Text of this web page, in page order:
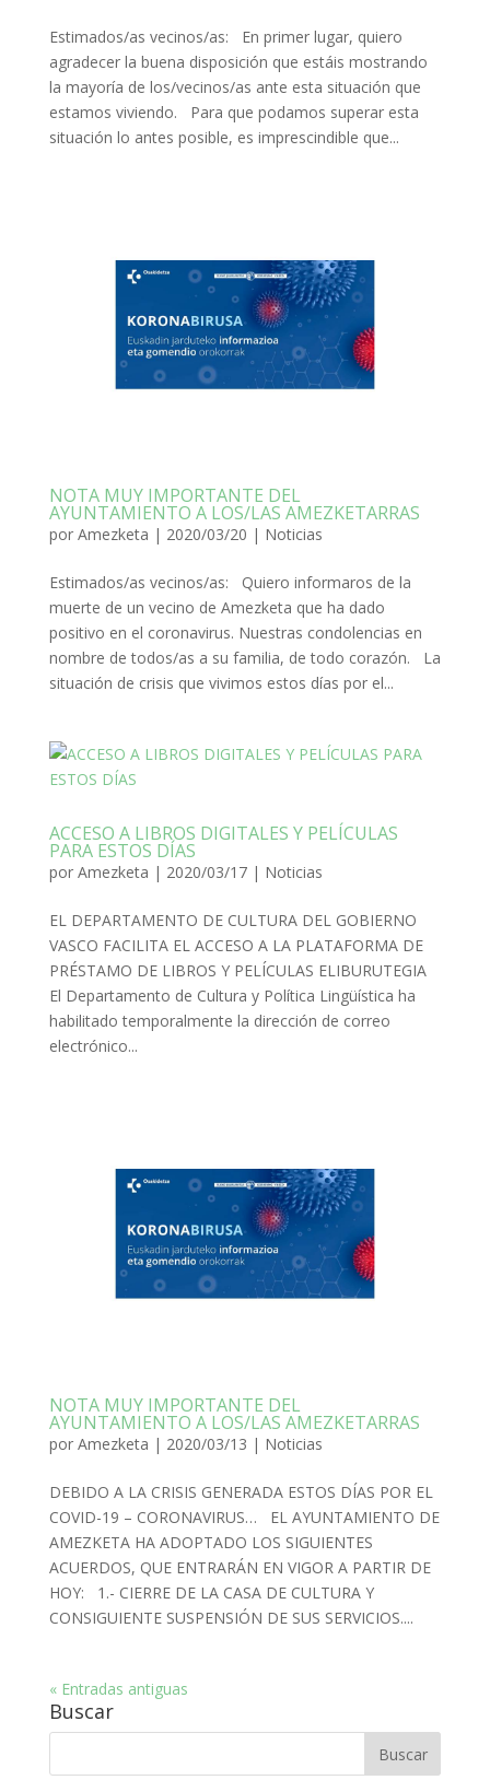
Estimados/as vecinos/as: En primer lugar, quiero
agradecer la buena disposición que estáis mostrando
la mayoría de los/vecinos/as ante esta situación que
estamos viviendo. Para que podamos superar esta
situación lo antes posible, es imprescindible que...
NOTA MUY IMPORTANTE DEL
AYUNTAMIENTO A LOS/LAS AMEZKETARRAS
por Amezketa | 2020/03/20 | Noticias
Estimados/as vecinos/as: Quiero informaros de la
muerte de un vecino de Amezketa que ha dado
positivo en el coronavirus. Nuestras condolencias en
nombre de todos/as a su familia, de todo corazón. La
situación de crisis que vivimos estos días por el...
ACCESO A LIBROS DIGITALES Y PELÍCULAS
PARA ESTOS DÍAS
por Amezketa | 2020/03/17| Noticias
EL DEPARTAMENTO DE CULTURA DEL GOBIERNO
VASCO FACILITA EL ACCESO A LA PLATAFORMA DE
PRÉSTAMO DE LIBROS Y PELÍCULAS ELIBURUTEGIA
El Departamento de Cultura y Política Lingüística ha
habilitado temporalmente la dirección de correo
electrónico...
NOTA MUY IMPORTANTE DEL
AYUNTAMIENTO A LOS/LAS AMEZKETARRAS
por Amezketa | 2020/03/13 | Noticias
DEBIDO A LA CRISIS GENERADA ESTOS DÍAS POR EL
COVID-19 – CORONAVIRUS… EL AYUNTAMIENTO DE
AMEZKETA HA ADOPTADO LOS SIGUIENTES
ACUERDOS, QUE ENTRARÁN EN VIGOR A PARTIR DE
HOY: 1.- CIERRE DE LA CASA DE CULTURA Y
CONSIGUIENTE SUSPENSIÓN DE SUS SERVICIOS....
« Entradas antiguas
Buscar